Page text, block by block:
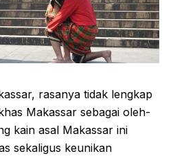
rasanya tidak lengkap
Makassar sebagai oleh-
kain asal Makassar ini
sekaligus keunikan